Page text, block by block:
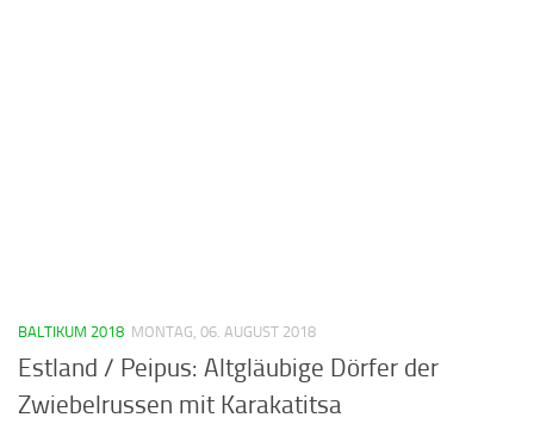
BALTIKUM 2018 MONTAG, 06. AUGUST 2018
Estland / Peipus: Altgläubige Dörfer der
Zwiebelrussen mit Karakatitsa